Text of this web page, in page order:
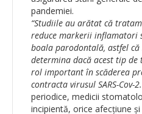
pandemiei.
“Studiile au arătat că
reduce markerii inflamatori
boala parodontală, astfel
determina dacă acest tip
rol important în scăderea
contracta virusul SARS-Cov-2.
periodice, medicii
incipientă, orice afecțiune